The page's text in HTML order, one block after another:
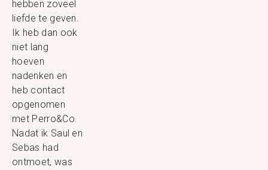
hebben zoveel
liefde te geven.
Ik heb dan ook
niet lang
hoeven
nadenken en
heb contact
opgenomen
met Perro&Co.
Nadat ik Saul en
Sebas had
ontmoet, was